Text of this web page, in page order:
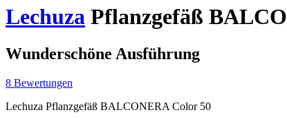
Lechuza Pflanzgefäß
Wunderschöne Ausführung
8 Bewertungen
Lechuza Pflanzgefäß BALCONERA Color 50